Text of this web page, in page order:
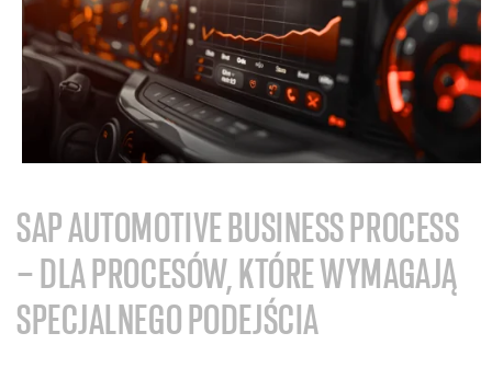
SAP AUTOMOTIVE BUSINESS PROCESS
– DLA PROCESÓW, KTÓRE WYMAGAJĄ
SPECJALNEGO PODEJŚCIA